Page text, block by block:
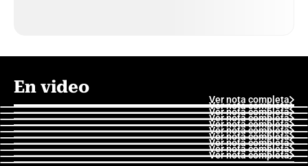
En video
Ver nota completa
Ver nota completa
Ver nota completa
Ver nota completa
Ver nota completa
Ver nota completa
Ver nota completa
Ver nota completa
Ver nota completa
Ver nota completa